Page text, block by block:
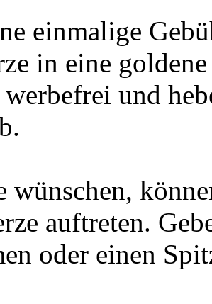
einmalige
in eine
und
wünschen,
auftreten.
oder einen